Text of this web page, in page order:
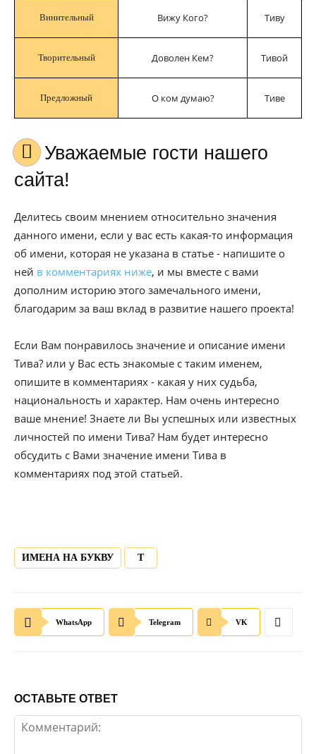
Винительный Вижу Кого? Тиву
Творительный Доволен Кем? Тивой
Предложный О ком думаю? Тиве
Уважаемые гости нашего
сайта!
Делитесь своим мнением относительно значения
данного имени, если у вас есть какая-то информация
об имени, которая не указана в статье - напишите о
ней в комментариях ниже, и мы вместе с вами
дополним историю этого замечального имени,
благодарим за ваш вклад в развитие нашего проекта!
Если Вам понравилось значение и описание имени
Тива? или у Вас есть знакомые с таким именем,
опишите в комментариях - какая у них судьба,
национальность и характер. Нам очень интересно
ваше мнение! Знаете ли Вы успешных или известных
личностей по имени Тива? Нам будет интересно
обсудить с Вами значение имени Тива в
комментариях под этой статьей.
ИМЕНА НА БУКВУ Т
WhatsApp Telegram VK
ОСТАВЬТЕ ОТВЕТ